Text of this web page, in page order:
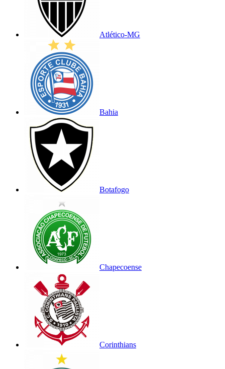
Atlético-MG
Bahia
Botafogo
Chapecoense
Corinthians